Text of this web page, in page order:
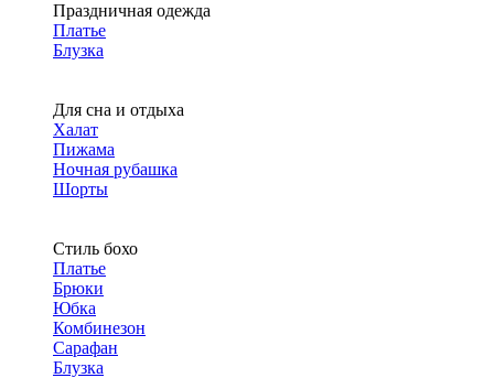
Праздничная одежда
Платье
Блузка
Для сна и отдыха
Халат
Пижама
Ночная рубашка
Шорты
Стиль бохо
Платье
Брюки
Юбка
Комбинезон
Сарафан
Блузка